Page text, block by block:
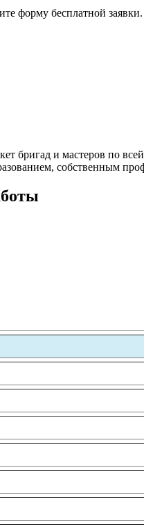
форму бесплатной
бригад и мастеров по
собственным